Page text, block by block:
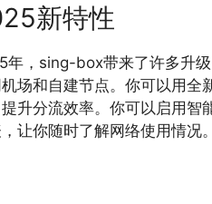
新特性
年，sing-box带来了许多升
场和自建节点。你可以用全
升分流效率。你可以启用智
让你随时了解网络使用情况